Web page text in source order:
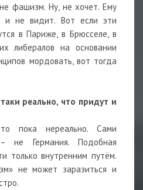
фашизм. Ну, не хочет. Ему
и не видит. Вот если эти
в Париже, в Брюсселе, в
либералов на основании
мордовать, вот тогда
реально, что придут и
пока нереально. Сами
не Германия. Подобная
только внутренним путём.
не может заразиться и